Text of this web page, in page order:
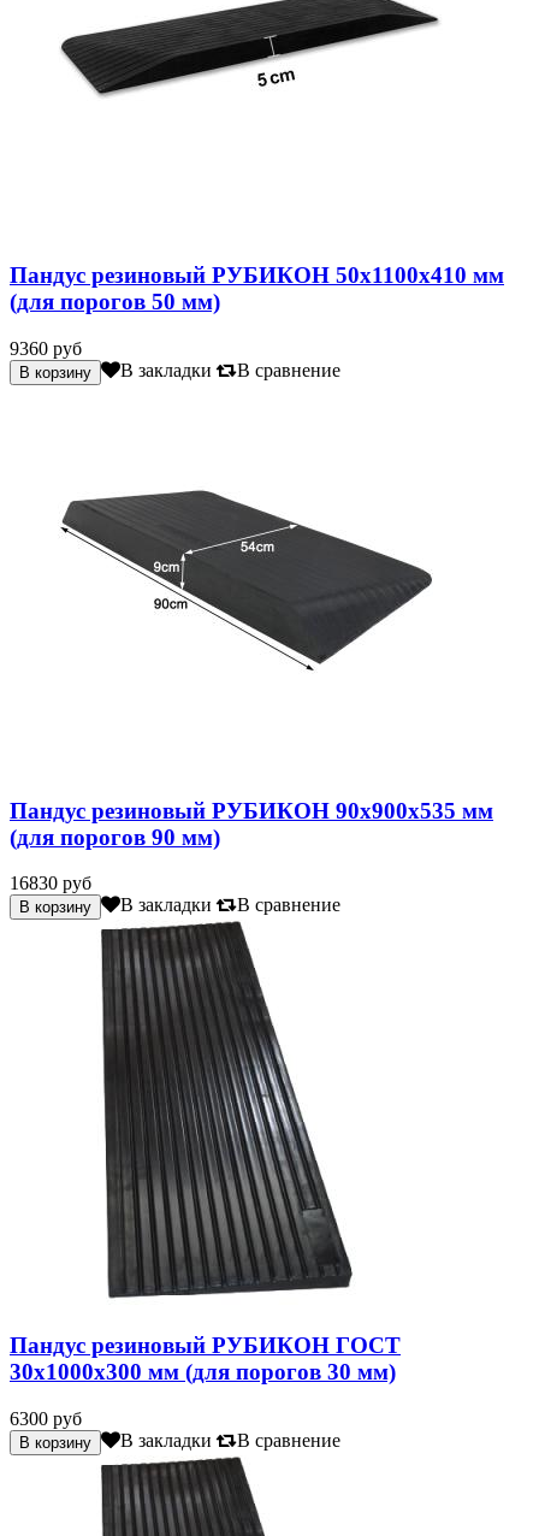
Пандус резиновый РУБИКОН 50х1100х410 мм
(для порогов 50 мм)
9360 руб
В закладки В сравнение
Пандус резиновый РУБИКОН 90х900х535 мм
(для порогов 90 мм)
16830 руб
В закладки В сравнение
Пандус резиновый РУБИКОН ГОСТ
30х1000х300 мм (для порогов 30 мм)
6300 руб
В закладки В сравнение